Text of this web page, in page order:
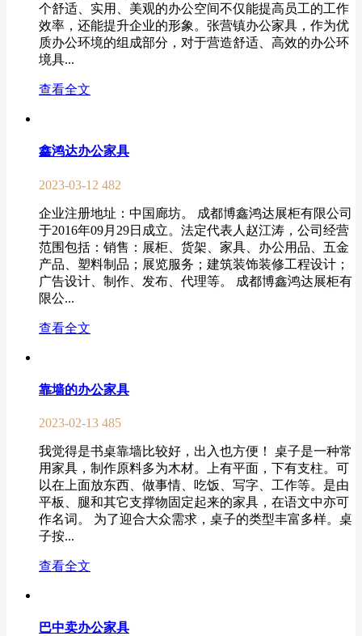
个舒适、实用、美观的办公空间不仅能提高员工的工作
效率，还能提升企业的形象。张营镇办公家具，作为优
质办公环境的组成部分，对于营造舒适、高效的办公环
境具...
查看全文
鑫鸿达办公家具
2023-03-12 482
企业注册地址：中国廊坊。 成都博鑫鸿达展柜有限公司
于2016年09月29日成立。法定代表人赵江涛，公司经营
范围包括：销售：展柜、货架、家具、办公用品、五金
产品、塑料制品；展览服务；建筑装饰装修工程设计；
广告设计、制作、发布、代理等。 成都博鑫鸿达展柜有
限公...
查看全文
靠墙的办公家具
2023-02-13 485
我觉得是书桌靠墙比较好，出入也方便！ 桌子是一种常
用家具，制作原料多为木材。上有平面，下有支柱。可
以在上面放东西、做事情、吃饭、写字、工作等。是由
平板、腿和其它支撑物固定起来的家具，在语文中亦可
作名词。 为了迎合大众需求，桌子的类型丰富多样。桌
子按...
查看全文
巴中卖办公家具